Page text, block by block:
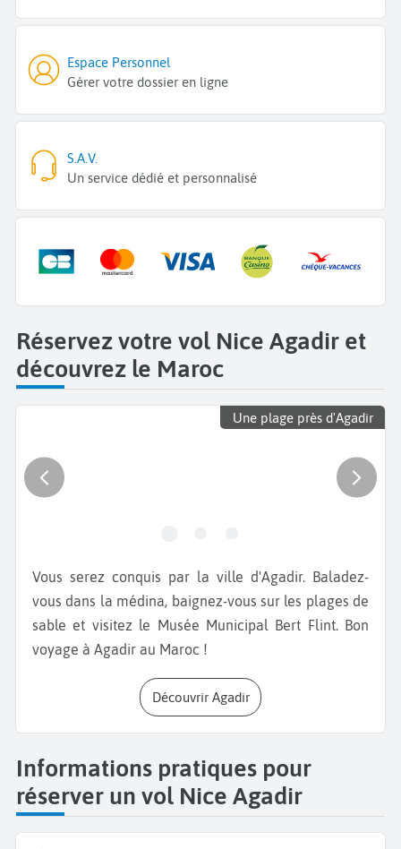
Espace Personnel
Gérer votre dossier en ligne
S.A.V.
Un service dédié et personnalisé
Réservez votre vol Nice Agadir et
découvrez le Maroc
Une plage près d'Agadir
Vous serez conquis par la ville d'Agadir. Baladez-
vous dans la médina, baignez-vous sur les plages de
sable et visitez le Musée Municipal Bert Flint. Bon
voyage à Agadir au Maroc !
Découvrir Agadir
Informations pratiques pour
réserver un vol Nice Agadir